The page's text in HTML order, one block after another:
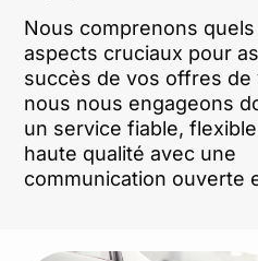
Nous comprenons
aspects cruciaux pour
succès de vos offres de
nous nous engageons
un service fiable,
haute qualité avec une
communication ouverte